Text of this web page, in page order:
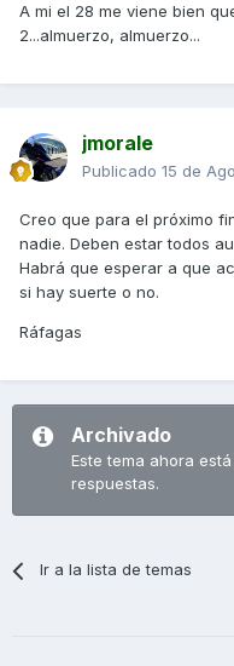
A mi el 28 me viene bien
2...almuerzo, almuerzo...
jmorale
Publicado 15 de
Creo que para el próximo
nadie. Deben estar todos
Habrá que esperar a que
si hay suerte o no.
Ráfagas
Archivado
Este tema ahora
respuestas.
Ir a la lista de temas